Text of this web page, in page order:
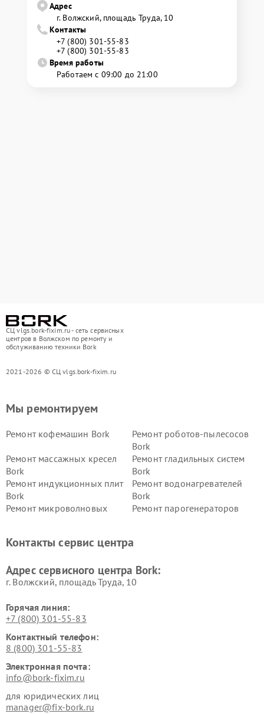
Адрес
г. Волжский, площадь Труда, 10
Контакты
+7 (800) 301-55-83
+7 (800) 301-55-83
Время работы
Работаем с 09:00 до 21:00
СЦ vlgs.bork-fixim.ru - сеть сервисных
центров в Волжском по ремонту и
обслуживанию техники Bork
2021-2026 © СЦ vlgs.bork-fixim.ru
Мы ремонтируем
Ремонт кофемашин Bork
Ремонт роботов-пылесосов
Bork
Ремонт массажных кресел
Bork
Ремонт гладильных систем
Bork
Ремонт индукционных плит
Bork
Ремонт водонагревателей
Bork
Ремонт микроволновых
Ремонт парогенераторов
воздуха Bork
Bork
Bork
Контакты сервис центра
Адрес сервисного центра Bork:
г. Волжский, площадь Труда, 10
Горячая линия:
+7 (800) 301-55-83
Контактный телефон:
8 (800) 301-55-83
Электронная почта:
info@bork-fixim.ru
для юридических лиц
manager@fix-bork.ru